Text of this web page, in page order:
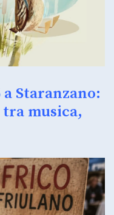
a Staranzano:
musica,